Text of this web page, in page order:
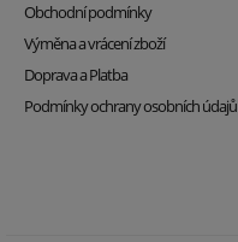
Obchodní podmínky
Výměna a vrácení zboží
Doprava a Platba
Podmínky ochrany osobních údajů